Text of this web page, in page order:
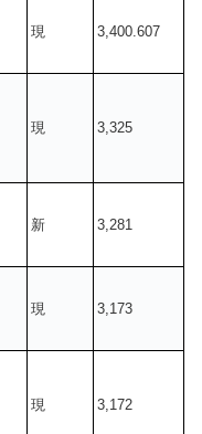
現 3,400.607
現 3,325
新 3,281
現 3,173
現 3,172